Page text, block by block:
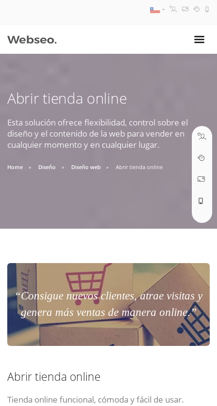
Abrir tienda online
Esta solución ofrece flexibilidad, control sobre el
diseño y el contenido de la web para vender en
cualquier momento y en cualquier lugar.
Home Diseño Diseño web Abrir tienda online
“Consigue nuevos clientes, atrae visitas y
genera más ventas de manera online.”
Abrir tienda online
Tienda online funcional, cómoda y fácil de usar.
09:30 AM A 18:30 PM
soporte@webseo.cl
ABRIR TICKET